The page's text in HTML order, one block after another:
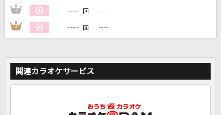
2 ---- 回 ----
3 ---- 回 ----
関連カラオケサービス